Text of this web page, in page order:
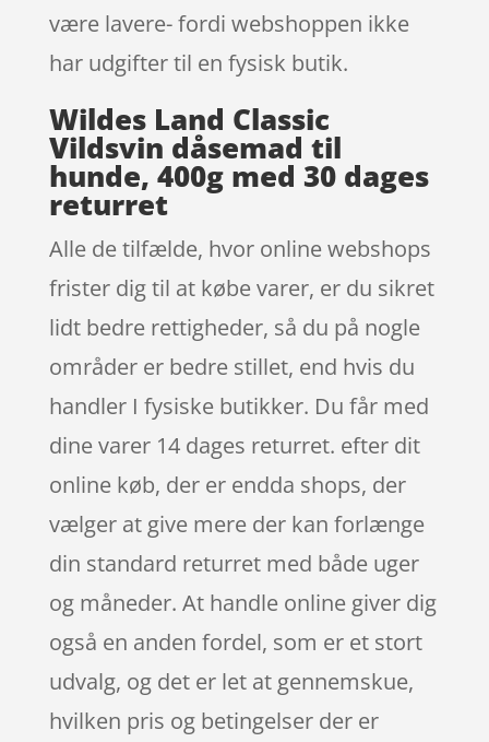
være lavere- fordi webshoppen ikke
har udgifter til en fysisk butik.
Wildes Land Classic
Vildsvin dåsemad til
hunde, 400g med 30 dages
returret
Alle de tilfælde, hvor online webshops
frister dig til at købe varer, er du sikret
lidt bedre rettigheder, så du på nogle
områder er bedre stillet, end hvis du
handler I fysiske butikker. Du får med
dine varer 14 dages returret. efter dit
online køb, der er endda shops, der
vælger at give mere der kan forlænge
din standard returret med både uger
og måneder. At handle online giver dig
også en anden fordel, som er et stort
udvalg, og det er let at gennemskue,
hvilken pris og betingelser der er